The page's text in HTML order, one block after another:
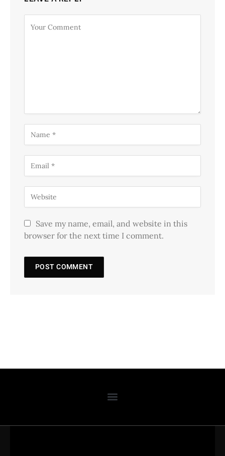
Save my name, email, and website in this
browser for the next time I comment.